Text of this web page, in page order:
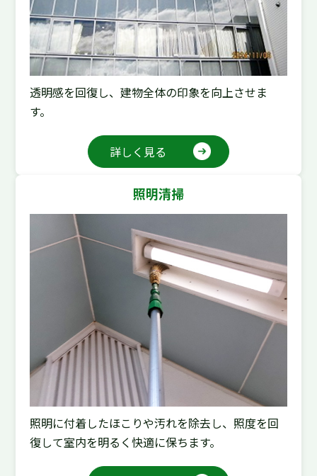
透明感を回復し、建物全体の印象を向上させま
す。
詳しく見る
照明清掃
照明に付着したほこりや汚れを除去し、照度を回
復して室内を明るく快適に保ちます。